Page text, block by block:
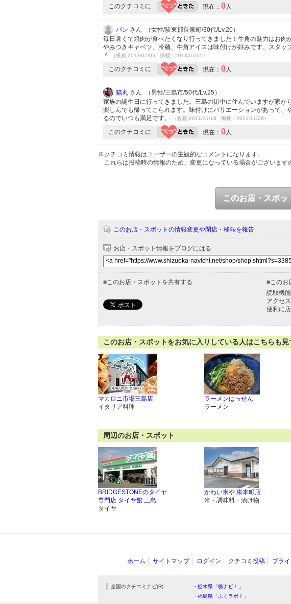
このクチコミに 現在： 0 人
パン さん （女性/駿東郡長泉町/30代/Lv.20）
毎日暑くて焼肉が食べたくなり行ってきました！牛角の魅力はお
やみつきキャベツ、冷麺、牛角アイスは味付けが好みです。スタ
＾
（投稿:2013/07/05 掲載：2013/07/05）
このクチコミに 現在： 0 人
猫丸 さん （男性/三島市/50代/Lv.25）
家族の誕生日に行ってきました。三島の街中に住んでいますが家
楽しんでも帰ってこられます。味付けにバリエーションがあって
るのでいつも満足です。
（投稿:2011/11/18 掲載：2011/11/28）
このクチコミに 現在： 0 人
※クチコミ情報はユーザーの主観的なコメントになります。
これらは投稿時の情報のため、変更になっている場合がございます
このお店・スポッ
このお店・スポットの情報変更や閉店・移転を報告
お店・スポット情報をブログにはる
■ このお店・スポットを共有する ■ このお
読取機
アクセス
便利に
このお店・スポットをお気に入りしている人はこちらも見
マカロニ市場三島店
イタリア料理
ラーメンはっせん
ラーメン
周辺のお店・スポット
BRIDGESTONEのタイヤ
専門店 タイヤ館 三島
タイヤ
かわい米や 東本町店
米・調味料・漬け物
ホーム サイトマップ ログイン クチコミ投稿 プラ
全国のクチコミナビ(R) ・栃木県「栃ナビ！」
・福島県「ふくラボ！」